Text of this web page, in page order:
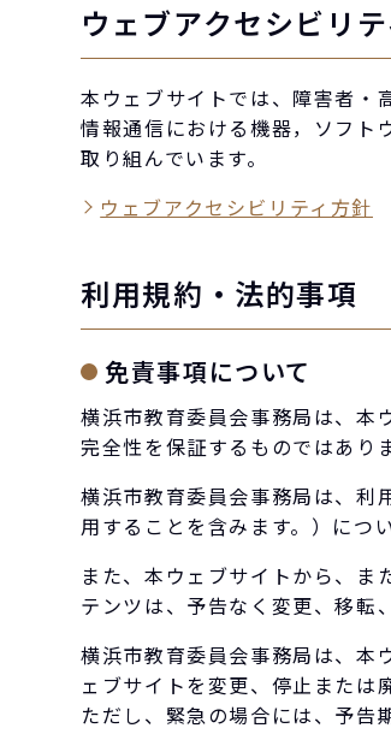
ウェブアクセシビリテ
本ウェブサイトでは、障害者
情報通信における機器，ソフト
取り組んでいます。
ウェブアクセシビリティ方針
利用規約・法的事項
免責事項について
横浜市教育委員会事務局は、本
完全性を保証するものではあり
横浜市教育委員会事務局は、利
用することを含みます。）につ
また、本ウェブサイトから、ま
テンツは、予告なく変更、移転
横浜市教育委員会事務局は、本
ェブサイトを変更、停止または
ただし、緊急の場合には、予告